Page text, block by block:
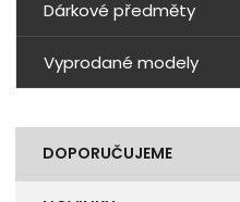
Dárkové předměty
Vyprodané modely
DOPORUČUJEME